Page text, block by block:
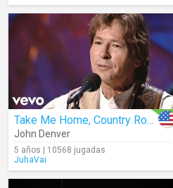
Take Me Home, Country Roads (Live)
John Denver
5 años | 10568 jugadas
JuhaVai